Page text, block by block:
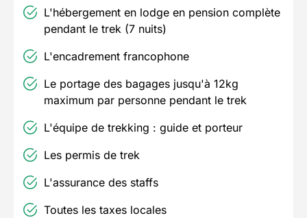
L'hébergement en lodge en pension complète
pendant le trek (7 nuits)
L'encadrement francophone
Le portage des bagages jusqu'à 12kg
maximum par personne pendant le trek
L'équipe de trekking : guide et porteur
Les permis de trek
L'assurance des staffs
Toutes les taxes locales